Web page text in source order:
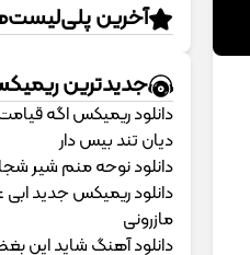
آخرین
جدیدترین
دانلود ریمیکس اگه
دیان تند بیس دار
دانلود نوحه منم شیر
دانلود ریمیکس جدید ابی
مازرونی
دانلود آهنگ شاید این